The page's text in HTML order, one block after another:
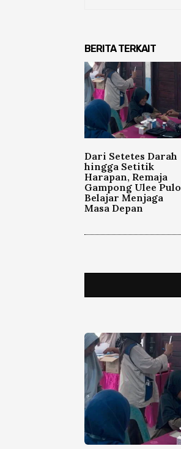
BERITA TERKAIT
Dari Setetes Darah
hingga Setitik
Harapan, Remaja
Gampong Ulee Pulo
Belajar Menjaga
Masa Depan